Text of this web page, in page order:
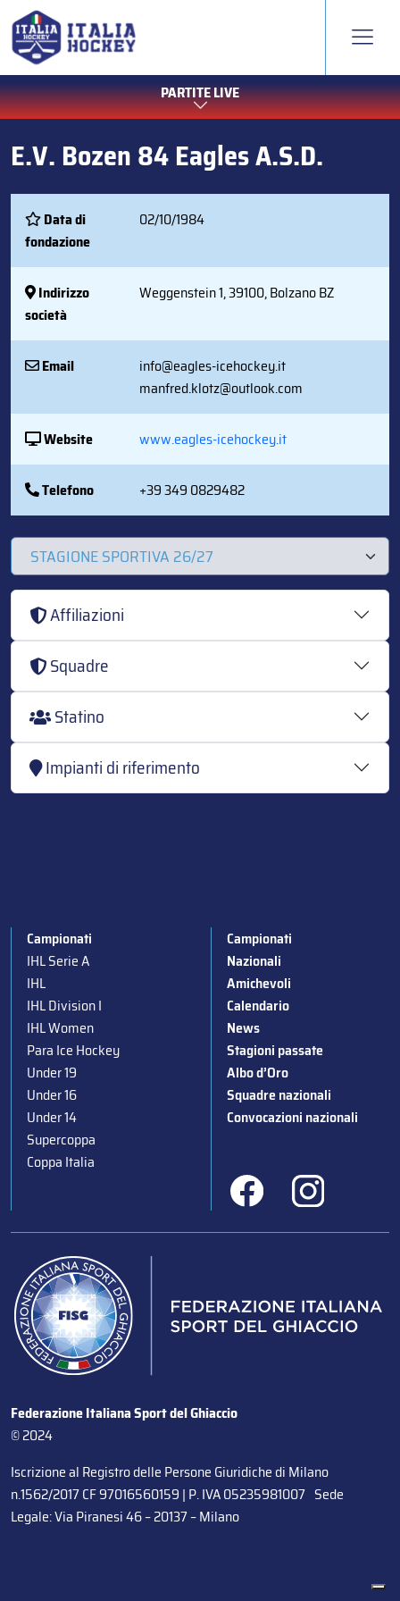
PARTITE LIVE
E.V. Bozen 84 Eagles A.S.D.
Data di
fondazione
02/10/1984
Indirizzo
società
Weggenstein 1, 39100, Bolzano BZ
Email
info@eagles-icehockey.it
manfred.klotz@outlook.com
Website www.eagles-icehockey.it
Telefono +39 349 0829482
Affiliazioni
Squadre
Statino
Impianti di riferimento
Campionati
IHL Serie A
IHL
IHL Division I
IHL Women
Para Ice Hockey
Under 19
Under 16
Under 14
Supercoppa
Coppa Italia
Campionati
Nazionali
Amichevoli
Calendario
News
Stagioni passate
Albo d’Oro
Squadre nazionali
Convocazioni nazionali
Federazione Italiana Sport del Ghiaccio
© 2024
Iscrizione al Registro delle Persone Giuridiche di Milano
n.1562/2017 CF 97016560159 | P. IVA 05235981007 Sede
Legale: Via Piranesi 46 – 20137 – Milano